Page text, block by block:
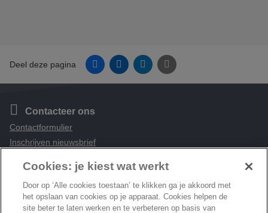
Deel deze pagina FacebookLinkedinTwitter E-mail
Contacteer ons
Contactformulier
Inschrijven nieuwsbrief
Volg ons InstagramFacebookLinkedin
Cookies: je kiest wat werkt
Door op ‘Alle cookies toestaan’ te klikken ga je akkoord met
het opslaan van cookies op je apparaat. Cookies helpen de
site beter te laten werken en te verbeteren op basis van